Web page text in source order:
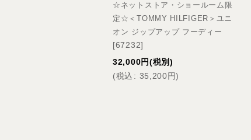
☆ネットストア・ショールーム限
定☆＜TOMMY HILFIGER＞ユニ
オン ジップアップ フーディー
[67232]
32,000円(税別)
(税込 : 35,200円)